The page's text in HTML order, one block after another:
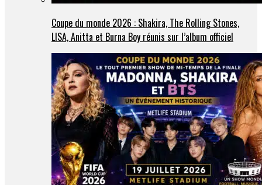
Coupe du monde 2026 : Shakira, The Rolling Stones,
LISA, Anitta et Burna Boy réunis sur l’album officiel